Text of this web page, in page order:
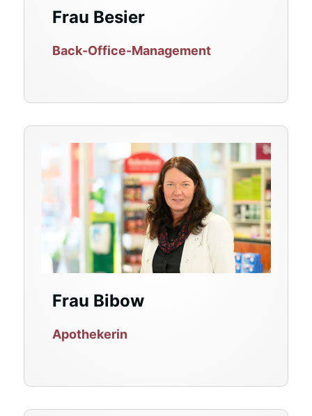
Frau Besier
Back-Office-Management
Frau Bibow
Apothekerin